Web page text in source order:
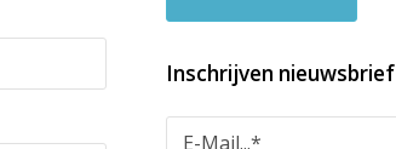
Inschrijven nieuwsbrief